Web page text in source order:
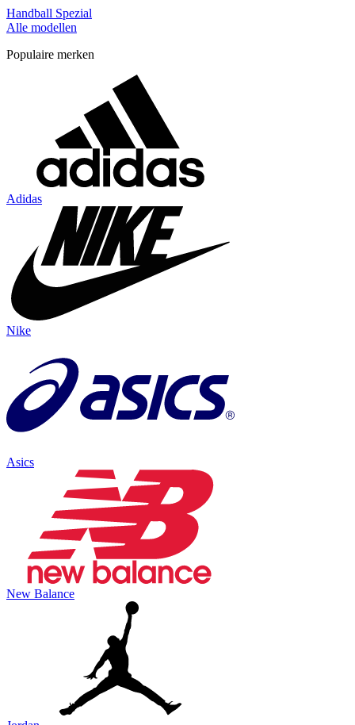
Handball Spezial
Alle modellen
Populaire merken
Adidas
Nike
Asics
New Balance